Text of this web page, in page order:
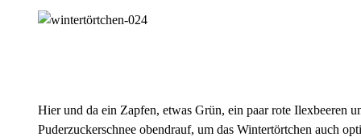
Hier und da ein Zapfen, etwas Grün, ein paar rote Ilexbeeren
Puderzuckerschnee obendrauf, um das Wintertörtchen auch